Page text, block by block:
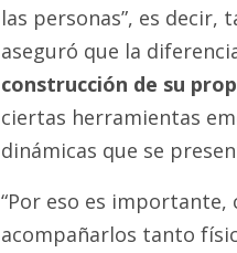
las personas”, es decir,
aseguró que la
construcción de su
ciertas herramientas
dinámicas que se
“Por eso es
acompañarlos tanto